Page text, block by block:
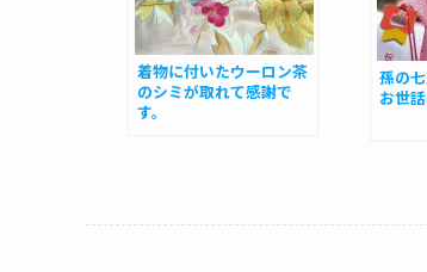
着物に付いたウーロン茶
のシミが取れて感謝で
す。
孫の
お世